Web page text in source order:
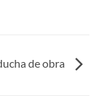
de obra